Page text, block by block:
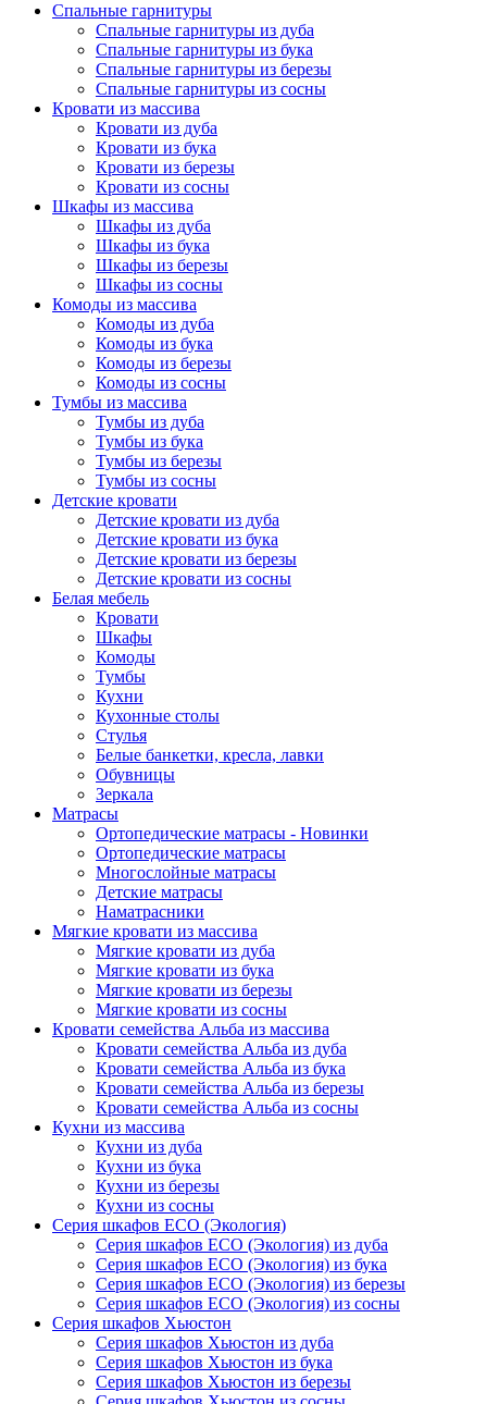
Спальные гарнитуры
Спальные гарнитуры из дуба
Спальные гарнитуры из бука
Спальные гарнитуры из березы
Спальные гарнитуры из сосны
Кровати из массива
Кровати из дуба
Кровати из бука
Кровати из березы
Кровати из сосны
Шкафы из массива
Шкафы из дуба
Шкафы из бука
Шкафы из березы
Шкафы из сосны
Комоды из массива
Комоды из дуба
Комоды из бука
Комоды из березы
Комоды из сосны
Тумбы из массива
Тумбы из дуба
Тумбы из бука
Тумбы из березы
Тумбы из сосны
Детские кровати
Детские кровати из дуба
Детские кровати из бука
Детские кровати из березы
Детские кровати из сосны
Белая мебель
Кровати
Шкафы
Комоды
Тумбы
Кухни
Кухонные столы
Стулья
Белые банкетки, кресла, лавки
Обувницы
Зеркала
Матрасы
Ортопедические матрасы - Новинки
Ортопедические матрасы
Многослойные матрасы
Детские матрасы
Наматрасники
Мягкие кровати из массива
Мягкие кровати из дуба
Мягкие кровати из бука
Мягкие кровати из березы
Мягкие кровати из сосны
Кровати семейства Альба из массива
Кровати семейства Альба из дуба
Кровати семейства Альба из бука
Кровати семейства Альба из березы
Кровати семейства Альба из сосны
Кухни из массива
Кухни из дуба
Кухни из бука
Кухни из березы
Кухни из сосны
Серия шкафов ECO (Экология)
Серия шкафов ECO (Экология) из дуба
Серия шкафов ECO (Экология) из бука
Серия шкафов ECO (Экология) из березы
Серия шкафов ECO (Экология) из сосны
Серия шкафов Хьюстон
Серия шкафов Хьюстон из дуба
Серия шкафов Хьюстон из бука
Серия шкафов Хьюстон из березы